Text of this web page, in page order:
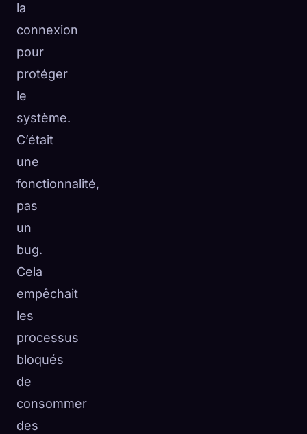
la
connexion
pour
protéger
le
système.
C’était
une
fonctionnalité,
pas
un
bug.
Cela
empêchait
les
processus
bloqués
de
consommer
des